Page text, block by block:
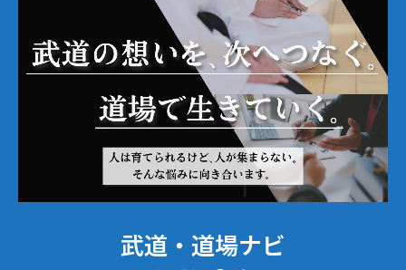
武道・道場ナビ